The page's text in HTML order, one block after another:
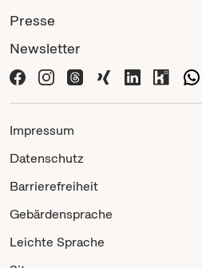
Presse
Newsletter
Impressum
Datenschutz
Barrierefreiheit
Gebärdensprache
Leichte Sprache